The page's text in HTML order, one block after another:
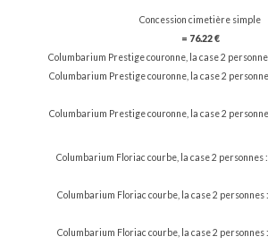
Concession cimetière simple
= 76.22 €
Columbarium Prestige couronne, la case 2
Columbarium Prestige couronne, la case 2
Columbarium Prestige couronne, la case 2
Columbarium Floriac courbe, la case 2 personnes
Columbarium Floriac courbe, la case 2 personnes
Columbarium Floriac courbe, la case 2 personnes